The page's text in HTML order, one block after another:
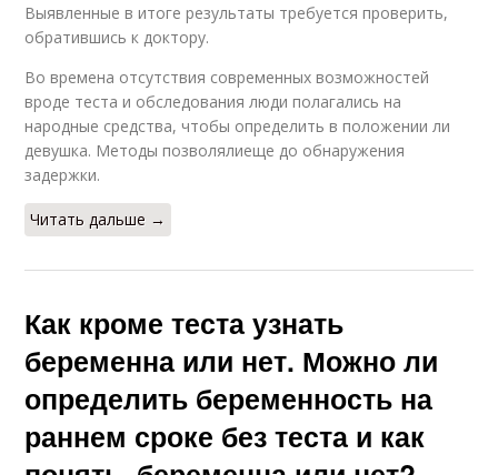
Выявленные в итоге результаты требуется проверить,
обратившись к доктору.
Во времена отсутствия современных возможностей
вроде теста и обследования люди полагались на
народные средства, чтобы определить в положении ли
девушка. Методы позволялиеще до обнаружения
задержки.
Читать дальше →
Как кроме теста узнать
беременна или нет. Можно ли
определить беременность на
раннем сроке без теста и как